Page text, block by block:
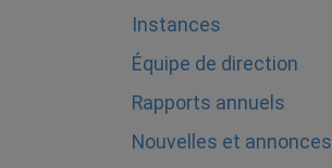
Instances
Équipe de direction
Rapports annuels
Nouvelles et annonces